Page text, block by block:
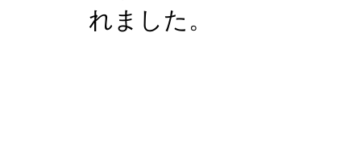
れました。